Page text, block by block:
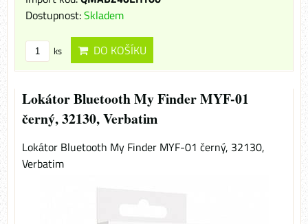
Dostupnost:Skladem
ks DO KOŠÍKU
Lokátor Bluetooth My Finder MYF-01
černý, 32130, Verbatim
Lokátor Bluetooth My Finder MYF-01 černý, 32130,
Verbatim